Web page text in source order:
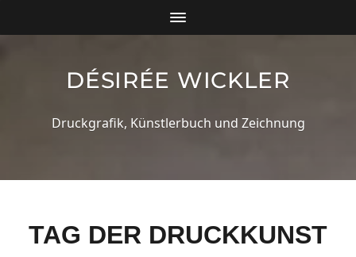
DÉSIRÉE WICKLER
Druckgrafik, Künstlerbuch und Zeichnung
TAG DER DRUCKKUNST